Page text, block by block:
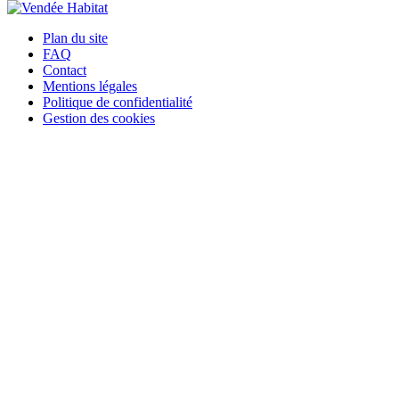
Plan du site
FAQ
Contact
Mentions légales
Politique de confidentialité
Gestion des cookies